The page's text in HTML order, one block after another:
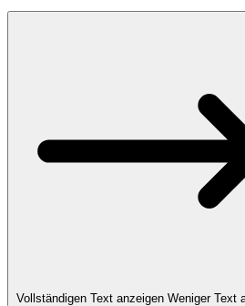
Vollständigen Text anzeigen Weniger Text